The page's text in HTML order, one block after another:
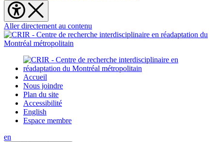
Aller directement au contenu
Accueil
Nous joindre
Plan du site
Accessibilité
English
Espace membre
en